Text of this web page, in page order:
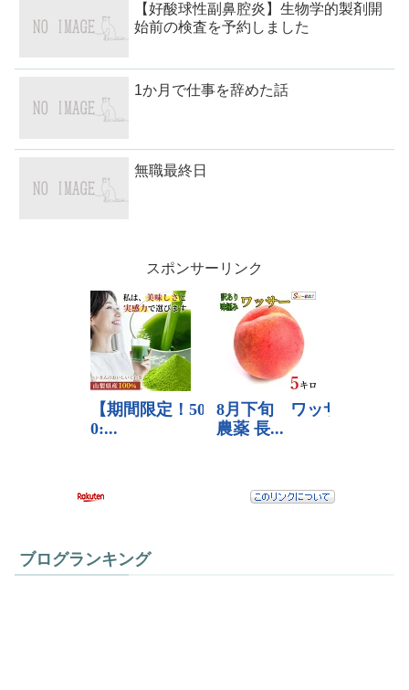
【好酸球性副鼻腔炎】生物学的製剤開
始前の検査を予約しました
1か月で仕事を辞めた話
無職最終日
スポンサーリンク
ブログランキング